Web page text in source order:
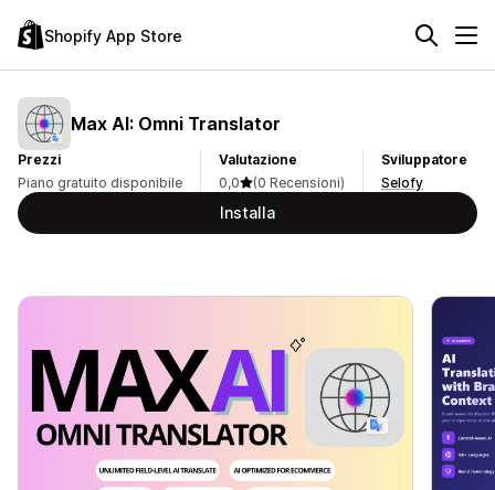
Shopify App Store
Max AI: Omni Translator
Prezzi
Piano gratuito disponibile
Valutazione
0,0
(0 Recensioni)
Sviluppatore
Selofy
Installa